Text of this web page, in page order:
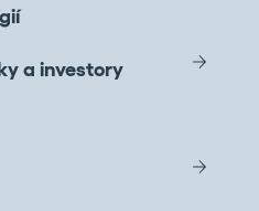
a investory